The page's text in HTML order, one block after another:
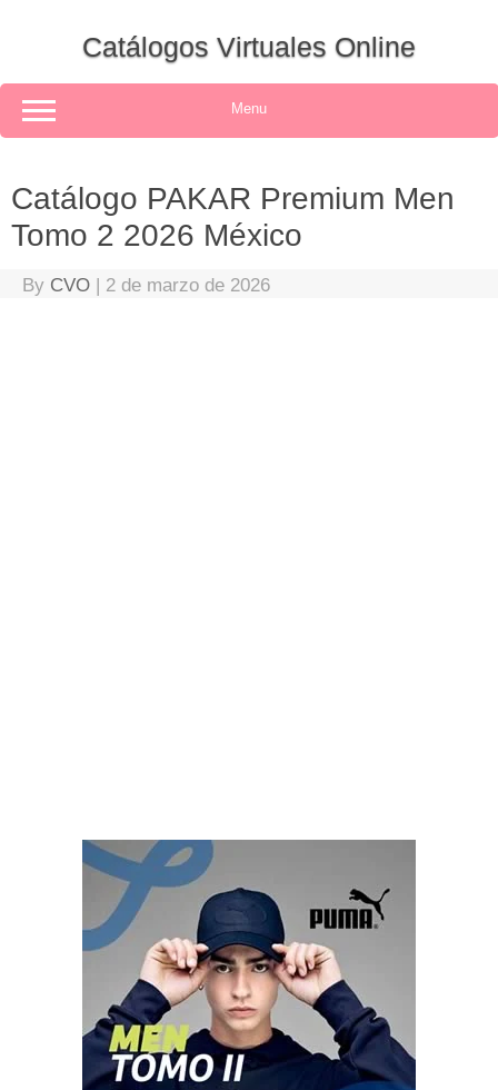
Catálogos Virtuales Online
Menu
Catálogo PAKAR Premium Men
Tomo 2 2026 México
By CVO | 2 de marzo de 2026